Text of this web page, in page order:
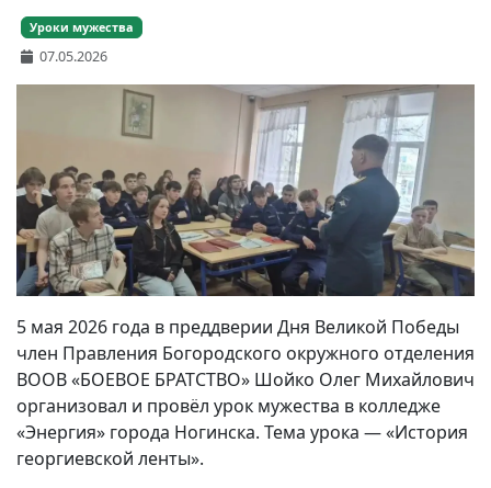
Уроки мужества
07.05.2026
5 мая 2026 года в преддверии Дня Великой Победы
член Правления Богородского окружного отделения
ВООВ «БОЕВОЕ БРАТСТВО» Шойко Олег Михайлович
организовал и провёл урок мужества в колледже
«Энергия» города Ногинска. Тема урока — «История
георгиевской ленты».